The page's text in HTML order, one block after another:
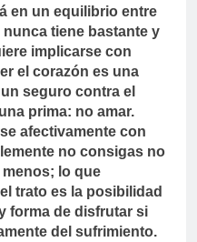
en un equilibrio entre
tiene bastante y
implicarse con
el corazón es una
seguro contra el
prima: no amar.
afectivamente con
no consigas no
lo que
trato es la posibilidad
forma de disfrutar si
del sufrimiento.